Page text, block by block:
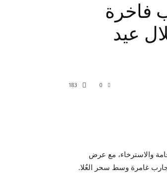
فاخرة
عيد
0
183
والاسترخاء، مع عرض
غامرة وسط سحر العُلا.